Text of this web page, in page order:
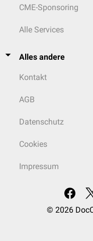
CME-Sponsoring
Alle Services
Alles andere
Kontakt
AGB
Datenschutz
Cookies
Impressum
© 2026